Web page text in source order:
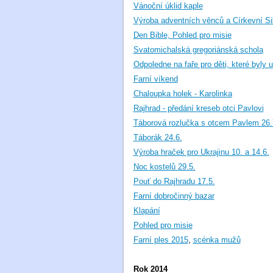
Vánoční úklid kaple
Výroba adventních věnců a Církevní
Den Bible, Pohled pro misie
Svatomichalská gregoriánská schola
Odpoledne na faře pro děti, které byly
Farní víkend
Chaloupka holek - Karolinka
Rajhrad - předání kreseb otci Pavlovi
Táborová rozlučka s otcem Pavlem
Táborák 24.6.
Výroba hraček pro Ukrajinu 10. a 14.6.
Noc kostelů 29.5.
Pouť do Rajhradu 17.5.
Farní dobročinný bazar
Klapání
Pohled pro misie
Farní ples 2015, scénka mužů
Rok 2014